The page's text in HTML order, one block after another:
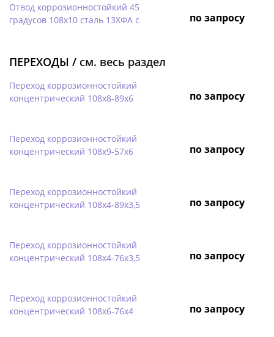
Отвод коррозионностойкий 45
градусов 108х10 сталь 13ХФА с
по запросу
ПЕРЕХОДЫ / см. весь раздел
Переход коррозионностойкий
концентрический 108х8-89х6
по запросу
Переход коррозионностойкий
концентрический 108х9-57х6
по запросу
Переход коррозионностойкий
концентрический 108х4-89х3,5
по запросу
Переход коррозионностойкий
концентрический 108х4-76х3,5
по запросу
Переход коррозионностойкий
концентрический 108х6-76х4
по запросу